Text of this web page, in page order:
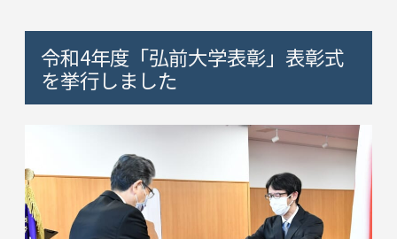
令和4年度「弘前大学表彰」表彰式
を挙行しました